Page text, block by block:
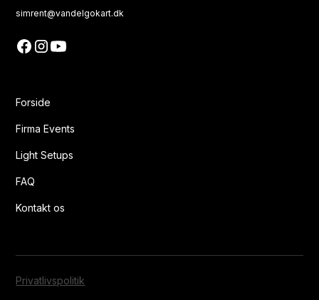
simrent@vandelgokart.dk
Forside
Firma Events
Light Setups
FAQ
Kontakt os
Privatlivspolitik